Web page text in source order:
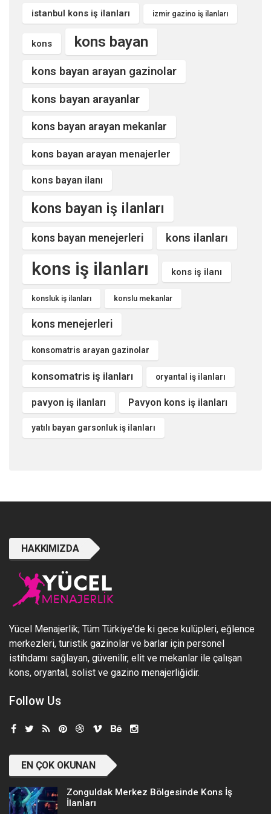
istanbul kons iş ilanları izmir gazino iş ilanları
kons kons bayan
kons bayan arayan gazinolar
kons bayan arayanlar
kons bayan arayan mekanlar
kons bayan arayan menajerler
kons bayan ilanı
kons bayan iş ilanları
kons bayan menejerleri kons ilanları
kons iş ilanları kons iş ilanı
konsluk iş ilanları konslu mekanlar
kons menejerleri
konsomatris arayan gazinolar
konsomatris iş ilanları oryantal iş ilanları
pavyon iş ilanları Pavyon kons iş ilanları
yatılı bayan garsonluk iş ilanları
HAKKIMIZDA
Yücel Menajerlik; Tüm Türkiye'de ki gece kulüpleri, eğlence
merkezleri, turistik gazinolar ve barlar için personel
istihdamı sağlayan, güvenilir, elit ve mekanlar ile çalışan
kons, oryantal, solist ve gazino menajerliğidir.
Follow Us
EN ÇOK OKUNAN
Zonguldak Merkez Bölgesinde Kons İş
İlanları